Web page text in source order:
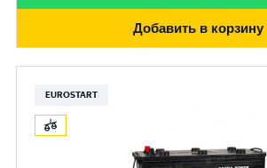
Добавить в корзину
EUROSTART